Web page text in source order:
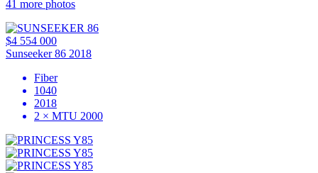
41 more photos
$4 554 000
Sunseeker 86 2018
Fiber
1040
2018
2 × MTU 2000